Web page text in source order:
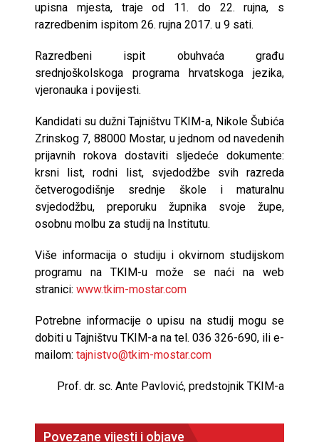
upisna mjesta, traje od 11. do 22. rujna, s
razredbenim ispitom 26. rujna 2017. u 9 sati.
Razredbeni ispit obuhvaća građu
srednjoškolskoga programa hrvatskoga jezika,
vjeronauka i povijesti.
Kandidati su dužni Tajništvu TKIM-a, Nikole Šubića
Zrinskog 7, 88000 Mostar, u jednom od navedenih
prijavnih rokova dostaviti sljedeće dokumente:
krsni list, rodni list, svjedodžbe svih razreda
četverogodišnje srednje škole i maturalnu
svjedodžbu, preporuku župnika svoje župe,
osobnu molbu za studij na Institutu.
Više informacija o studiju i okvirnom studijskom
programu na TKIM-u može se naći na web
stranici: www.tkim-mostar.com
Potrebne informacije o upisu na studij mogu se
dobiti u Tajništvu TKIM-a na tel. 036 326-690, ili e-
mailom: tajnistvo@tkim-mostar.com
Prof. dr. sc. Ante Pavlović, predstojnik TKIM-a
Povezane vijesti i objave